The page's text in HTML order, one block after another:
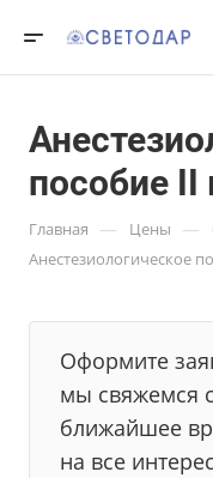
пособие II
Главная — Цены —
Анестезиологическое
Оформите
мы свяжемся
ближайшее
на все